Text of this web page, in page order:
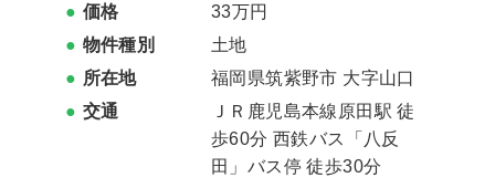
価格
33万円
物件種別
土地
所在地
福岡県筑紫野市 大字山口
交通
ＪＲ鹿児島本線原田駅 徒
歩60分 西鉄バス「八反
田」バス停 徒歩30分